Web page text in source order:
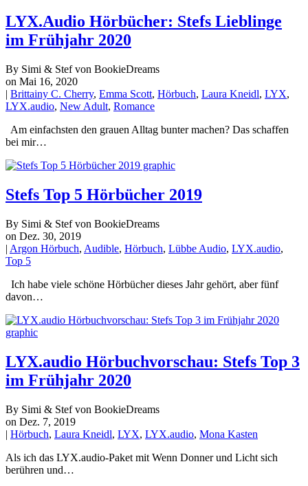
LYX.Audio Hörbücher: Stefs Lieblinge
im Frühjahr 2020
By Simi & Stef von BookieDreams
on Mai 16, 2020
| Brittainy C. Cherry, Emma Scott, Hörbuch, Laura Kneidl, LYX,
LYX.audio, New Adult, Romance
Am einfachsten den grauen Alltag bunter machen? Das schaffen
bei mir…
Stefs Top 5 Hörbücher 2019
By Simi & Stef von BookieDreams
on Dez. 30, 2019
| Argon Hörbuch, Audible, Hörbuch, Lübbe Audio, LYX.audio,
Top 5
Ich habe viele schöne Hörbücher dieses Jahr gehört, aber fünf
davon…
LYX.audio Hörbuchvorschau: Stefs Top 3
im Frühjahr 2020
By Simi & Stef von BookieDreams
on Dez. 7, 2019
| Hörbuch, Laura Kneidl, LYX, LYX.audio, Mona Kasten
Als ich das LYX.audio-Paket mit Wenn Donner und Licht sich
berühren und…